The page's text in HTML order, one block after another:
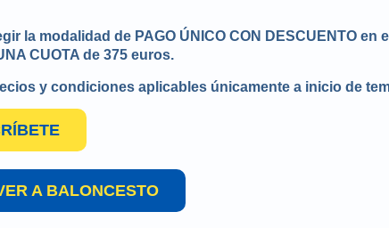
la modalidad de PAGO ÚNICO CON DESCUENTO
CUOTA de 375 euros.
y condiciones aplicables únicamente a inicio de
A BALONCESTO